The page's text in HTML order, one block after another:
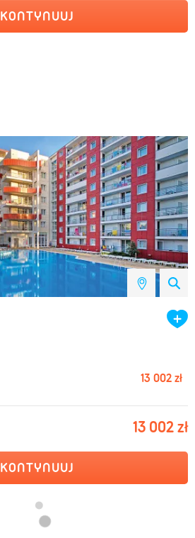
KONTYNUUJ
13 002 zł
13 002 zł
KONTYNUUJ